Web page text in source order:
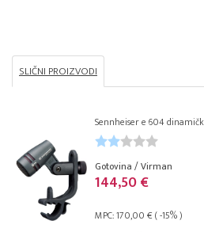
SLIČNI PROIZVODI
Sennheiser e 604
Gotovina / Virman
144,50 €
MPC: 170,00 € ( -15% )